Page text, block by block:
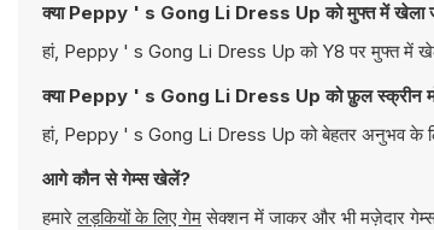
क्या Peppy ' s Gong Li Dress Up को मुफ्त में खेला
हां, Peppy ' s Gong Li Dress Up को Y8 पर मुफ्त में
क्या Peppy ' s Gong Li Dress Up को फ़ुल स्क्रीन
हां, Peppy ' s Gong Li Dress Up को बेहतर अनुभव के
आगे कौन से गेम्स खेलें?
हमारेलड़कियों के लिए गेमसेक्शन में जाकर और भी मज़ेदार